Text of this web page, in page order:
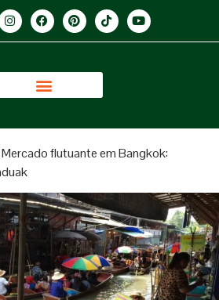
Mercado flutuante em Bangkok: